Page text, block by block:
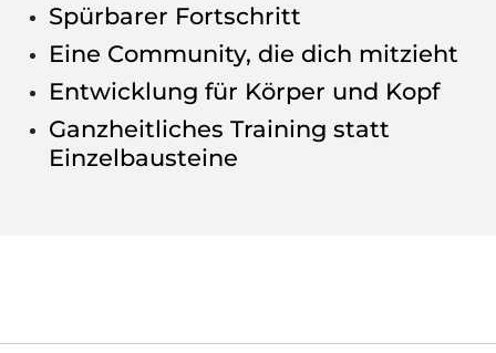
Spürbarer Fortschritt
Eine Community, die dich mitzieht
Entwicklung für Körper und Kopf
Ganzheitliches Training statt
Einzelbausteine